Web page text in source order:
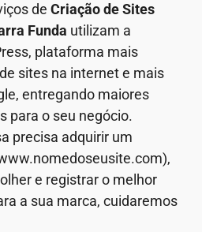
de Criação de Sites
Funda utilizam a
plataforma mais
sites na internet e mais
entregando maiores
para o seu negócio.
precisa adquirir um
e registrar o melhor
a sua marca, cuidaremos